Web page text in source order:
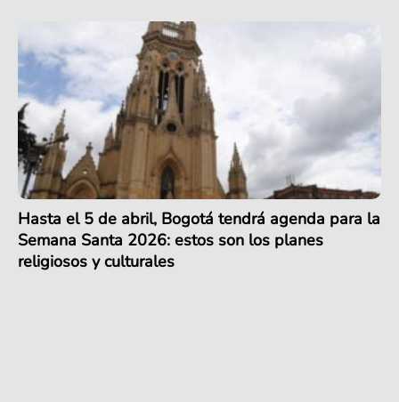
Hasta el 5 de abril, Bogotá tendrá agenda para la
Semana Santa 2026: estos son los planes
religiosos y culturales